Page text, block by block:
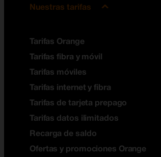
Nuestras tarifas
Tarifas Orange
Tarifas fibra y móvil
Tarifas móviles
Tarifas internet y fibra
Tarifas de tarjeta prepago
Tarifas datos ilimitados
Recarga de saldo
Ofertas y promociones Orange